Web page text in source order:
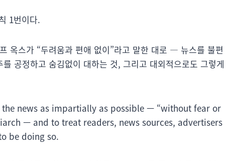
1번이다.
옥스가 “두려움과 편애 없이”라고 말한 대로 ― 뉴스를 불편
공정하고 숨김없이 대하는 것, 그리고 대외적으로도 그렇게
the news as impartially as possible — “without fear or
— and to treat readers, news sources, advertisers
be doing so.